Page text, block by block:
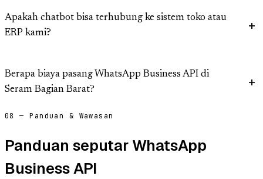
Apakah chatbot bisa terhubung ke sistem toko atau
ERP kami?
Berapa biaya pasang WhatsApp Business API di
Seram Bagian Barat?
08 — Panduan & Wawasan
Panduan seputar WhatsApp
Business API